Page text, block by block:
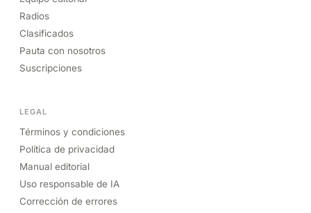
Radios
Clasificados
Pauta con nosotros
Suscripciones
LEGAL
Términos y condiciones
Política de privacidad
Manual editorial
Uso responsable de IA
Corrección de errores